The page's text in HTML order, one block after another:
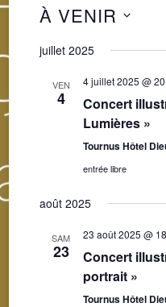
À VENIR
date.
juillet 2025
VEN
4
4 juillet 2025 @
Concert
Lumières »
Tournus Hôtel
entrée libre
août 2025
SAM
23
23 août 2025 @
Concert
portrait »
Tournus Hôtel